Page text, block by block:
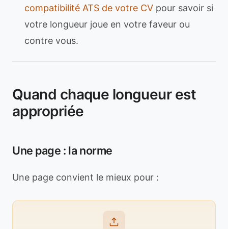
compatibilité ATS de votre CV pour savoir si
votre longueur joue en votre faveur ou
contre vous.
Quand chaque longueur est
appropriée
Une page : la norme
Une page convient le mieux pour :